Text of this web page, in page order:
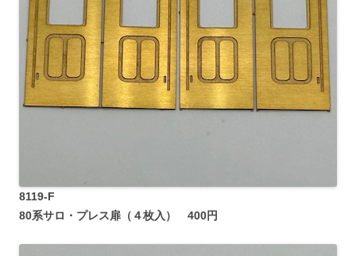
8119-F
80系サロ・プレス扉（４枚入） 400円